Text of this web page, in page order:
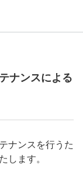
ナンスによる
ナンスを行うた
します。